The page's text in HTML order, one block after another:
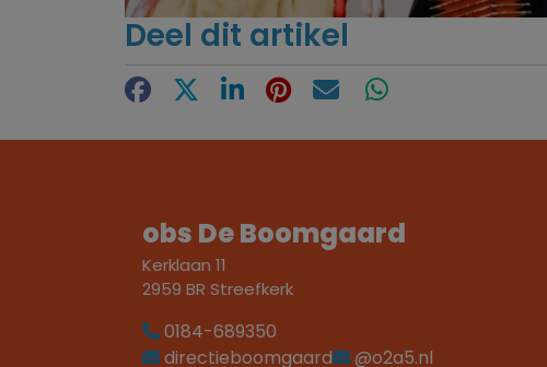
Deel dit artikel
Facebook LinkedInPinterestE-mailWhatsApp
obs De Boomgaard
Kerklaan 11
2959 BR Streefkerk
0184-689350
directieboomgaard
@o2a5.nl